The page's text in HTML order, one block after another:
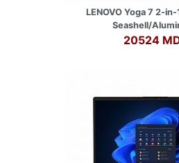
LENOVO Yoga 7 2-in-
Seashell/
20524